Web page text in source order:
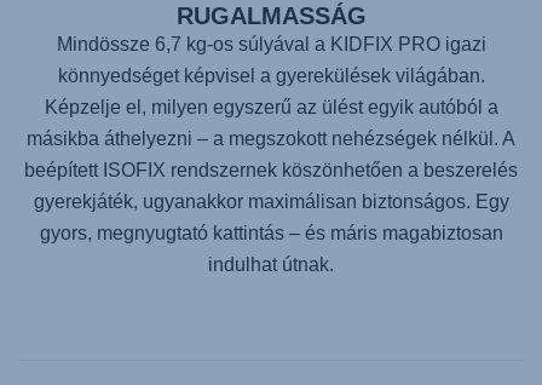
RUGALMASSÁG
Mindössze 6,7 kg-os súlyával a KIDFIX PROigazi
könnyedséget képvisel a gyerekülések világában.
Képzelje el, milyen egyszerű az ülést egyik autóból a
másikba áthelyezni – a megszokott nehézségek nélkül. A
beépített ISOFIX rendszernek köszönhetően a beszerelés
gyerekjáték, ugyanakkor maximálisan biztonságos. Egy
gyors, megnyugtató kattintás – és máris magabiztosan
indulhat útnak.